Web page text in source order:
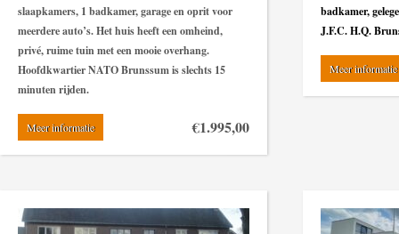
slaapkamers, 1 badkamer, garage en oprit voor
meerdere auto’s. Het huis heeft een omheind,
privé, ruime tuin met een mooie overhang.
Hoofdkwartier NATO Brunssum is slechts 15
minuten rijden.
Meer informatie €1.995,00
badkamer,
J.F.C. H.Q.
Meer informatie